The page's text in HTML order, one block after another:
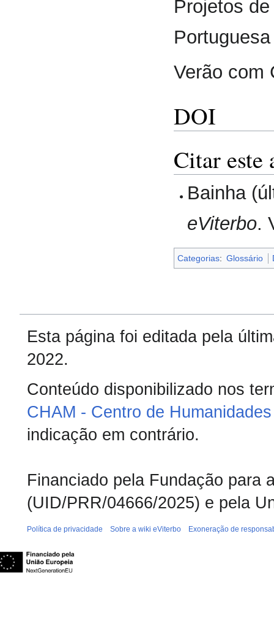
Projetos
Verão com
DOI
Citar este
Bainha
eViterbo.
Categorias: Glossário
Esta página foi editada pela
2022.
Conteúdo disponibilizado nos
CHAM - Centro de
indicação em contrário.
Financiado pela Fundação para
(UID/PRR/04666/2025) e pela
Política de privacidade Sobre a wiki eViterbo Exoneração de